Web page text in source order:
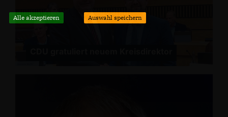
Alle akzeptieren Auswahl speichern